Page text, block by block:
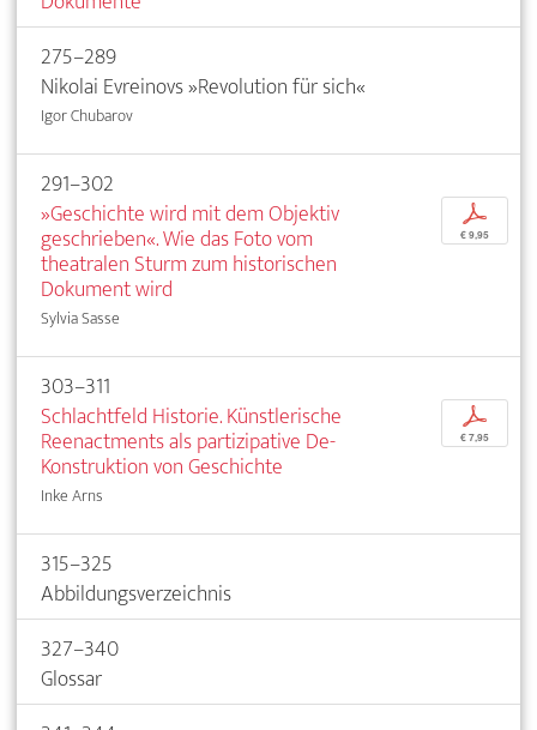
275–289
Nikolai Evreinovs »Revolution für sich«
Igor Chubarov
291–302
»Geschichte wird mit dem Objektiv
geschrieben«. Wie das Foto vom
theatralen Sturm zum historischen
Dokument wird
Sylvia Sasse
p
€ 9,95
303–311
Schlachtfeld Historie. Künstlerische
Reenactments als partizipative De-
Konstruktion von Geschichte
Inke Arns
p
€ 7,95
315–325
Abbildungsverzeichnis
327–340
Glossar